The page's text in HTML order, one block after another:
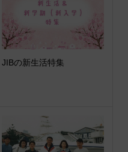
JIBの新生活特集